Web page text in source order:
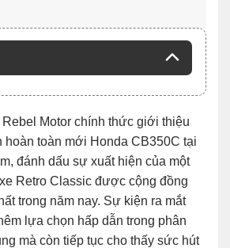
Rebel Motor chính thức giới thiệu
hoàn toàn mới Honda CB350C tại
đánh dấu sự xuất hiện của một
Retro Classic được cộng đồng
trong năm nay. Sự kiện ra mắt
lựa chọn hấp dẫn trong phân
mà còn tiếp tục cho thấy sức hút